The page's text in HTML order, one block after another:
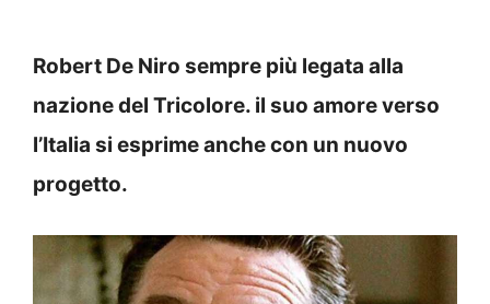
Robert De Niro sempre più legata alla
nazione del Tricolore. il suo amore verso
l’Italia si esprime anche con un nuovo
progetto.